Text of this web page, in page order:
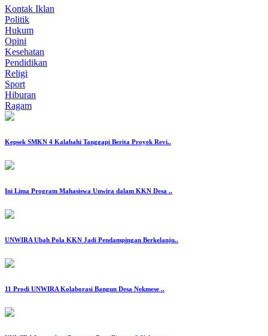
Kontak Iklan
Politik
Hukum
Opini
Kesehatan
Pendidikan
Religi
Sport
Hiburan
Ragam
Kepsek SMKN 4 Kalabahi Tanggapi Berita Proyek Revi..
‎Ini Lima Program Mahasiswa Unwira dalam KKN Desa ..
‎UNWIRA Ubah Pola KKN Jadi Pendampingan Berkelanju..
‎11 Prodi UNWIRA Kolaborasi Bangun Desa Nekmese ‎..